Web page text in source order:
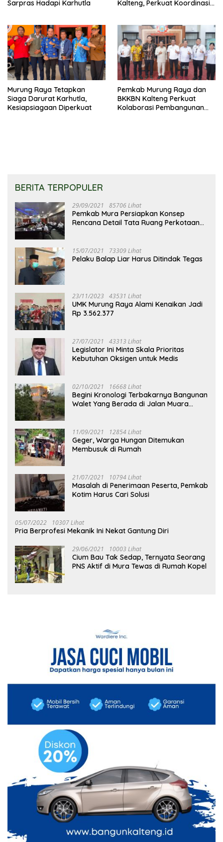
Sarpras Hadapi Karhutla
Kalteng, Perkuat Koordinasi
Murung Raya Tetapkan
Siaga Darurat Karhutla,
Kesiapsiagaan Diperkuat
Pemkab Murung Raya dan
BKKBN Kalteng Perkuat
Kolaborasi Pembangunan
BERITA TERPOPULER
29/09/2021 85706 Lihat
Pemkab Mura Persiapkan Konsep
Rencana Detail Tata Ruang Perkotaan
15/07/2021 73309 Lihat
Pelaku Balap Liar Harus Ditindak Tegas
23/11/2023 43531 Lihat
UMK Murung Raya Alami Kenaikan Jadi
Rp 3.562.377
27/07/2021 43313 Lihat
Legislator Ini Minta Skala Prioritas
Kebutuhan Oksigen untuk Medis
02/10/2021 16668 Lihat
Begini Kronologi Terbakarnya Bangunan
Walet Yang Berada di Jalan Muara
11/09/2021 12854 Lihat
Geger, Warga Hungan Ditemukan
Membusuk di Rumah
21/07/2021 10794 Lihat
Masalah di Penerimaan Peserta, Pemkab
Kotim Harus Cari Solusi
05/07/2022 10307 Lihat
Pria Berprofesi Mekanik Ini Nekat Gantung Diri
29/06/2021 10003 Lihat
Cium Bau Tak Sedap, Ternyata Seorang
PNS Aktif di Mura Tewas di Rumah Kopel